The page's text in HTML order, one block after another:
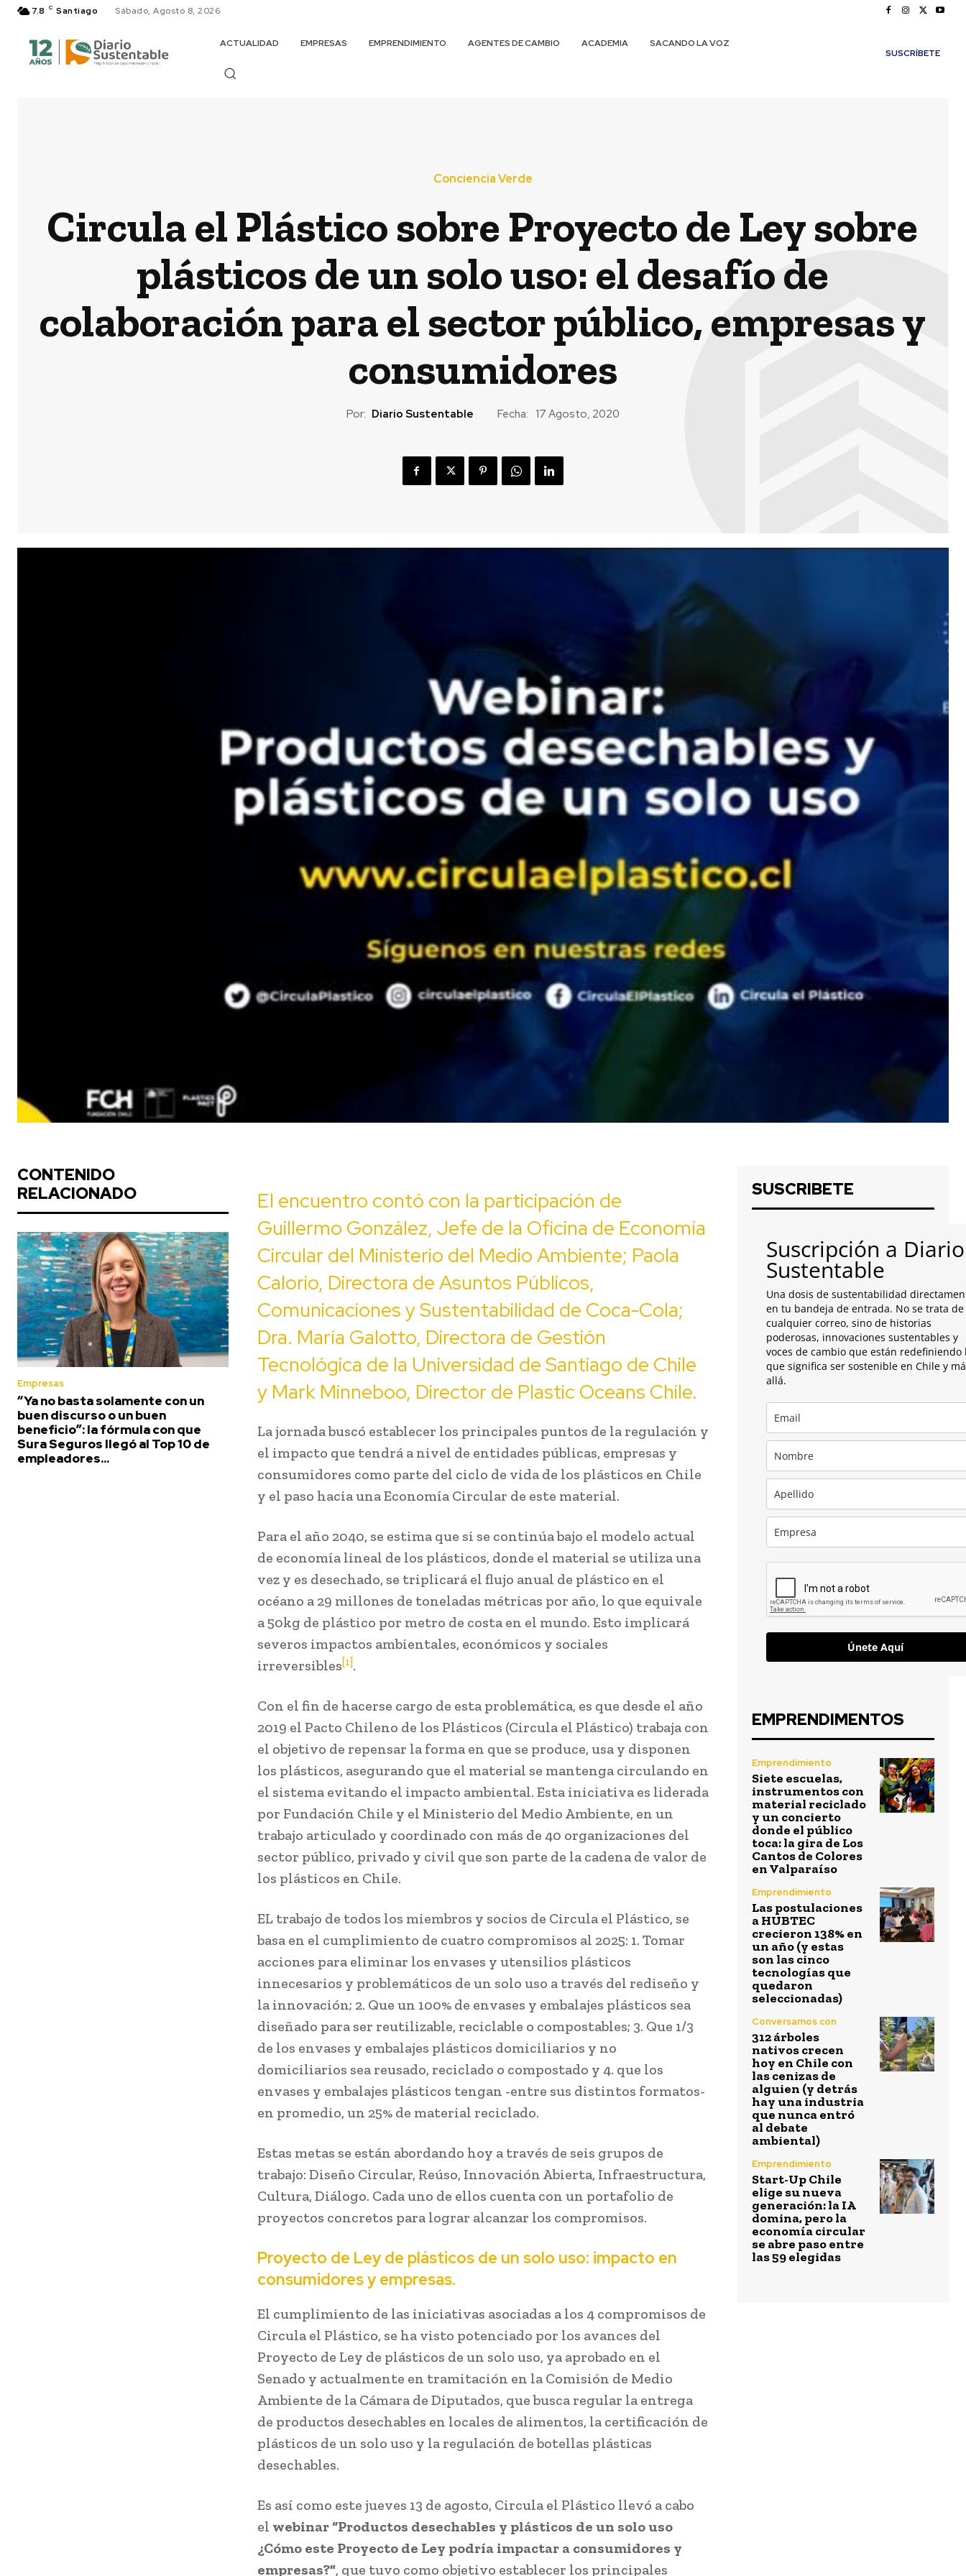
7.8 C Santiago Sábado, Agosto 8, 2026
ACTUALIDAD EMPRESAS EMPRENDIMIENTO AGENTES DE CAMBIO ACADEMIA
SACANDO LA VOZ
SUSCRÍBETE
Conciencia Verde
Circula el Plástico sobre Proyecto de Ley sobre
plásticos de un solo uso: el desafío de
colaboración para el sector público, empresas y
consumidores
Por: Diario Sustentable Fecha: 17 Agosto, 2020
CONTENIDO
RELACIONADO
Empresas
“Ya no basta solamente con un
buen discurso o un buen
beneficio”: la fórmula con que
Sura Seguros llegó al Top 10 de
empleadores...
El encuentro contó con la participación de
Guillermo González, Jefe de la Oficina de Economía
Circular del Ministerio del Medio Ambiente; Paola
Calorio, Directora de Asuntos Públicos,
Comunicaciones y Sustentabilidad de Coca-Cola;
Dra. María Galotto, Directora de Gestión
Tecnológica de la Universidad de Santiago de Chile
y Mark Minneboo, Director de Plastic Oceans Chile.
La jornada buscó establecer los principales puntos de la regulación y
el impacto que tendrá a nivel de entidades públicas, empresas y
consumidores como parte del ciclo de vida de los plásticos en Chile
y el paso hacia una Economía Circular de este material.
Para el año 2040, se estima que si se continúa bajo el modelo actual
de economía lineal de los plásticos, donde el material se utiliza una
vez y es desechado, se triplicará el flujo anual de plástico en el
océano a 29 millones de toneladas métricas por año, lo que equivale
a 50kg de plástico por metro de costa en el mundo. Esto implicará
severos impactos ambientales, económicos y sociales
irreversibles[1].
Con el fin de hacerse cargo de esta problemática, es que desde el año
2019 el Pacto Chileno de los Plásticos (Circula el Plástico) trabaja con
el objetivo de repensar la forma en que se produce, usa y disponen
los plásticos, asegurando que el material se mantenga circulando en
el sistema evitando el impacto ambiental. Esta iniciativa es liderada
por Fundación Chile y el Ministerio del Medio Ambiente, en un
trabajo articulado y coordinado con más de 40 organizaciones del
sector público, privado y civil que son parte de la cadena de valor de
los plásticos en Chile.
EL trabajo de todos los miembros y socios de Circula el Plástico, se
basa en el cumplimiento de cuatro compromisos al 2025: 1. Tomar
acciones para eliminar los envases y utensilios plásticos
innecesarios y problemáticos de un solo uso a través del rediseño y
la innovación; 2. Que un 100% de envases y embalajes plásticos sea
diseñado para ser reutilizable, reciclable o compostables; 3. Que 1/3
de los envases y embalajes plásticos domiciliarios y no
domiciliarios sea reusado, reciclado o compostado y 4. que los
envases y embalajes plásticos tengan -entre sus distintos formatos-
en promedio, un 25% de material reciclado.
Estas metas se están abordando hoy a través de seis grupos de
trabajo: Diseño Circular, Reúso, Innovación Abierta, Infraestructura,
Cultura, Diálogo. Cada uno de ellos cuenta con un portafolio de
proyectos concretos para lograr alcanzar los compromisos.
Proyecto de Ley de plásticos de un solo uso: impacto en
consumidores y empresas.
El cumplimiento de las iniciativas asociadas a los 4 compromisos de
Circula el Plástico, se ha visto potenciado por los avances del
Proyecto de Ley de plásticos de un solo uso, ya aprobado en el
Senado y actualmente en tramitación en la Comisión de Medio
Ambiente de la Cámara de Diputados, que busca regular la entrega
de productos desechables en locales de alimentos, la certificación de
plásticos de un solo uso y la regulación de botellas plásticas
desechables.
Es así como este jueves 13 de agosto, Circula el Plástico llevó a cabo
el webinar “Productos desechables y plásticos de un solo uso
¿Cómo este Proyecto de Ley podría impactar a consumidores y
empresas?”, que tuvo como objetivo establecer los principales
SUSCRIBETE
Suscripción a Diario
Sustentable
Una dosis de sustentabilidad
en tu bandeja de entrada. No se trata de
cualquier correo, sino de historias
poderosas, innovaciones sustentables y
voces de cambio que están redefiniendo
que significa ser sostenible en Chile y
allá.
Únete Aquí
EMPRENDIMENTOS
Emprendimiento
Siete escuelas,
instrumentos con
material reciclado
y un concierto
donde el público
toca: la gira de Los
Cantos de Colores
en Valparaíso
Emprendimiento
Las postulaciones
a HUBTEC
crecieron 138% en
un año (y estas
son las cinco
tecnologías que
quedaron
seleccionadas)
Conversamos con
312 árboles
nativos crecen
hoy en Chile con
las cenizas de
alguien (y detrás
hay una industria
que nunca entró
al debate
ambiental)
Emprendimiento
Start-Up Chile
elige su nueva
generación: la IA
domina, pero la
economía circular
se abre paso entre
las 59 elegidas